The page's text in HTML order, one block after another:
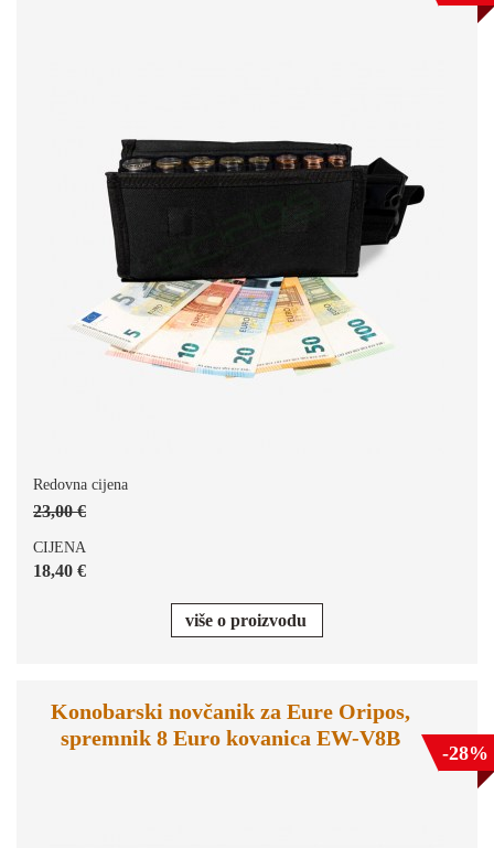
Redovna cijena
23,00 €
CIJENA
18,40 €
više o proizvodu
Konobarski novčanik za Eure Oripos,
spremnik 8 Euro kovanica EW-V8B
-28%